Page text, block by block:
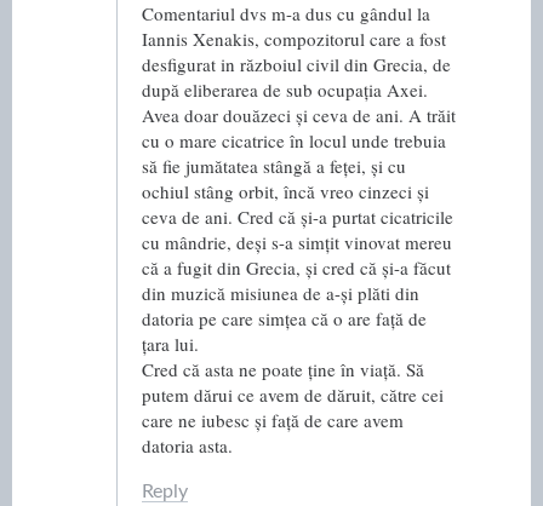
Comentariul dvs m-a dus cu gândul la
Iannis Xenakis, compozitorul care a fost
desfigurat in războiul civil din Grecia, de
după eliberarea de sub ocupația Axei.
Avea doar douăzeci și ceva de ani. A trăit
cu o mare cicatrice în locul unde trebuia
să fie jumătatea stângă a feței, și cu
ochiul stâng orbit, încă vreo cinzeci și
ceva de ani. Cred că și-a purtat cicatricile
cu mândrie, deși s-a simțit vinovat mereu
că a fugit din Grecia, și cred că și-a făcut
din muzică misiunea de a-și plăti din
datoria pe care simțea că o are față de
țara lui.
Cred că asta ne poate ține în viață. Să
putem dărui ce avem de dăruit, către cei
care ne iubesc și față de care avem
datoria asta.
Reply